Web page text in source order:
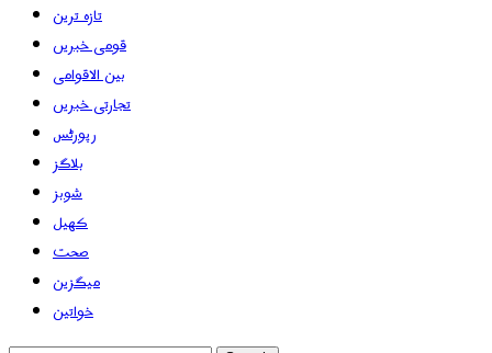
تازہ ترین
قومی خبریں
بین الاقوامی
تجارتی خبریں
رپورٹس
بلاگز
شوبز
کھیل
صحت
میگزین
خواتین